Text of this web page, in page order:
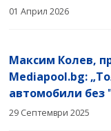
01 Април 2026
Максим Колев,
Mediapool.bg:
автомобили без
29 Септември 2025